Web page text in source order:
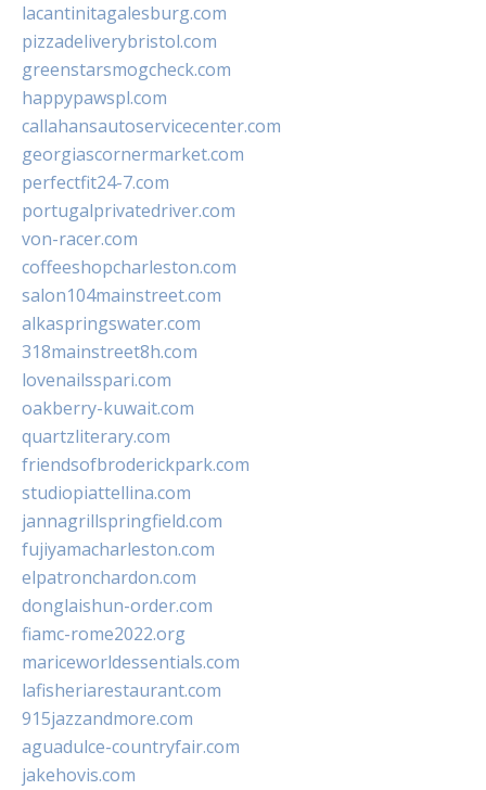
lacantinitagalesburg.com
pizzadeliverybristol.com
greenstarsmogcheck.com
happypawspl.com
callahansautoservicecenter.com
georgiascornermarket.com
perfectfit24-7.com
portugalprivatedriver.com
von-racer.com
coffeeshopcharleston.com
salon104mainstreet.com
alkaspringswater.com
318mainstreet8h.com
lovenailsspari.com
oakberry-kuwait.com
quartzliterary.com
friendsofbroderickpark.com
studiopiattellina.com
jannagrillspringfield.com
fujiyamacharleston.com
elpatronchardon.com
donglaishun-order.com
fiamc-rome2022.org
mariceworldessentials.com
lafisheriarestaurant.com
915jazzandmore.com
aguadulce-countryfair.com
jakehovis.com